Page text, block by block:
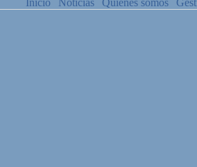
Inicio Noticias Quiénes somos